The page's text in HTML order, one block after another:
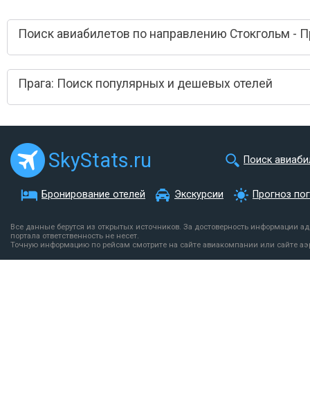
Поиск авиабилетов по направлению Стокгольм -
Прага: Поиск популярных и дешевых отелей
SkyStats.ru Поиск
Бронирование отелей Экскурсии Прогноз
Все данные берутся из открытых источников. За достоверность информации
портала ответственность не несет.
Точную информацию по рейсам смотрите на сайте авиакомпании или сайте